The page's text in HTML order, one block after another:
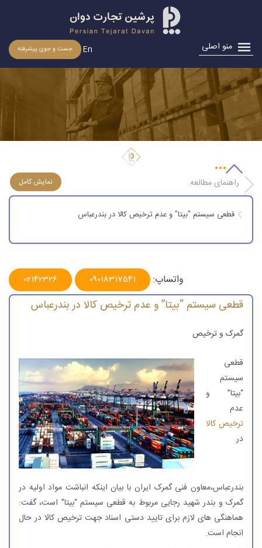
منو اصلی جست و جوی پیشرفته En
قطعی سیستم “بیتا” و عدم ترخیص کالا در بندرعباس
راهنمای مطالعه
قطعی سیستم "بیتا" و عدم ترخیص کالا در بندرعباس
واتساپ: 09018317541
02142326
قطعی سیستم “بیتا” و عدم ترخیص کالا در بندرعباس
گمرک و ترخیص
قطعی
سیستم
“بیتا” و
عدم
ترخیص کالا
در
بندرعباس،معاون فنی گمرک ایران با بیان اینکه انباشت مواد اولیه در
گمرک و بندر شهید رجایی مربوط به قطعی سیستم “بیتا” است، گفت:
هماهنگی های لازم برای تایید دستی اسناد جهت ترخیص کالا در حال
انجام است.